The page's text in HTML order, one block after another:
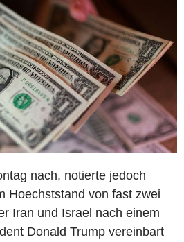
nach, notierte jedoch
Hoechststand von fast zwei
Iran und Israel nach einem
Donald Trump vereinbart